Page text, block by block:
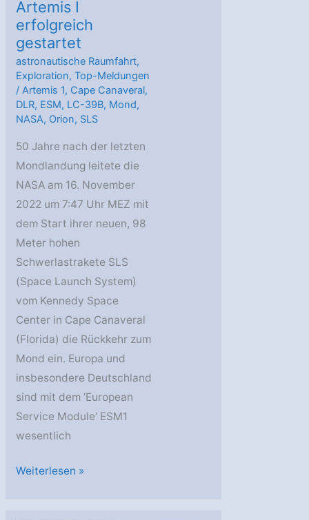
Artemis I
erfolgreich
gestartet
astronautische Raumfahrt,
Exploration,Top-Meldungen
/Artemis 1, Cape Canaveral,
DLR, ESM, LC-39B, Mond,
NASA, Orion, SLS
50 Jahre nach der letzten
Mondlandung leitete die
NASA am 16. November
2022 um 7:47 Uhr MEZ mit
dem Start ihrer neuen, 98
Meter hohen
Schwerlastrakete SLS
(Space Launch System)
vom Kennedy Space
Center in Cape Canaveral
(Florida) die Rückkehr zum
Mond ein. Europa und
insbesondere Deutschland
sind mit dem ’European
Service Module‘ ESM1
wesentlich
DLR:
Weiterlesen »